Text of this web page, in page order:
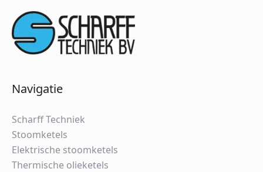
Navigatie
Scharff Techniek
Stoomketels
Elektrische stoomketels
Thermische olieketels